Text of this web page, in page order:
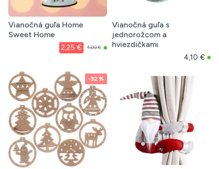
Vianočná guľa Home
Sweet Home
2,25 € 4,00 €
Vianočná guľa s
jednorožcom a
hviezdičkami
4,10 €
-32 %